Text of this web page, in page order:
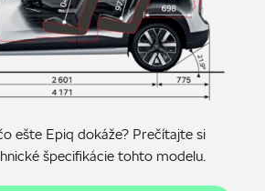
ešte Epiq dokáže? Prečítajte si
špecifikácie tohto modelu.